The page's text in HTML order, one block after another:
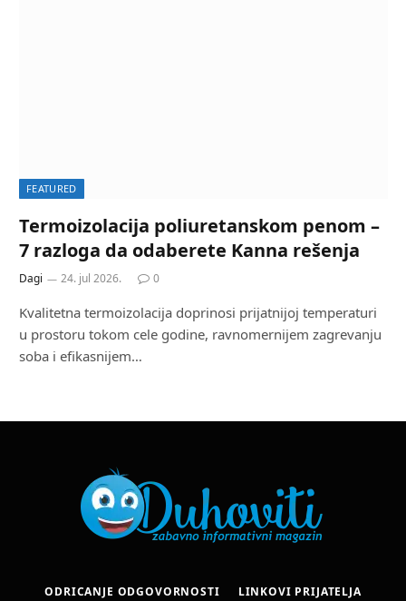
FEATURED
Termoizolacija poliuretanskom penom –
7 razloga da odaberete Kanna rešenja
Dagi 24. jul 2026. 0
Kvalitetna termoizolacija doprinosi prijatnijoj temperaturi
u prostoru tokom cele godine, ravnomernijem zagrevanju
soba i efikasnijem…
ODRICANJE ODGOVORNOSTI LINKOVI PRIJATELJA